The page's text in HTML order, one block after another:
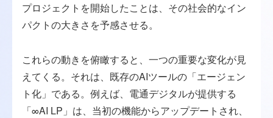
プロジェクトを開始したことは、その社会的なイン
パクトの大きさを予感させる。
これらの動きを俯瞰すると、一つの重要な変化が見
えてくる。それは、既存のAIツールの「エージェン
ト化」である。例えば、電通デジタルが提供する
「∞AI LP」は、当初の機能からアップデートされ、